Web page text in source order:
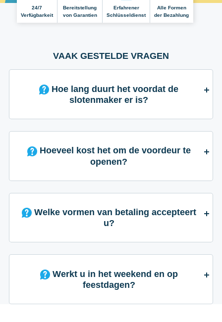
24/7
Verfügbarkeit
Bereitstellung
von Garantien
Erfahrener
Schlüsseldienst
Alle Formen
der Bezahlung
VAAK GESTELDE VRAGEN
slotenmaker er is?
Hoeveel kost het om de voordeur te
openen?
Welke vormen van betaling accepteert
u?
Werkt u in het weekend en op
feestdagen?